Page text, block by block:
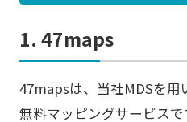
1. 47maps
47mapsは、当社MDSを
無料マッピングサービスで